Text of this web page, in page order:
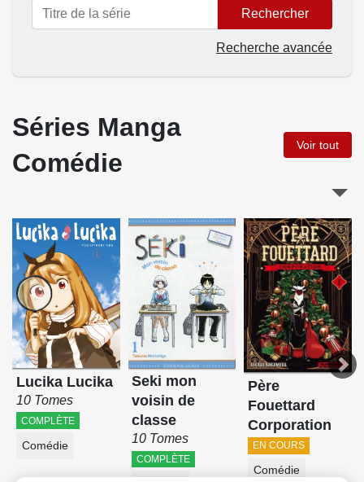
Rechercher
Recherche avancée
Séries Manga
Comédie
Voir tout
Lucika Lucika
10 Tomes
COMPLÈTE
Comédie
Seki mon
voisin de
classe
10 Tomes
COMPLÈTE
Père
Fouettard
Corporation
EN COURS
Comédie